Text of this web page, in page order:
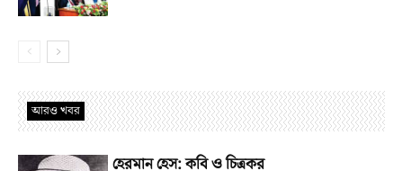
আরও খবর
হেরমান হেস: কবি ও চিত্রকর